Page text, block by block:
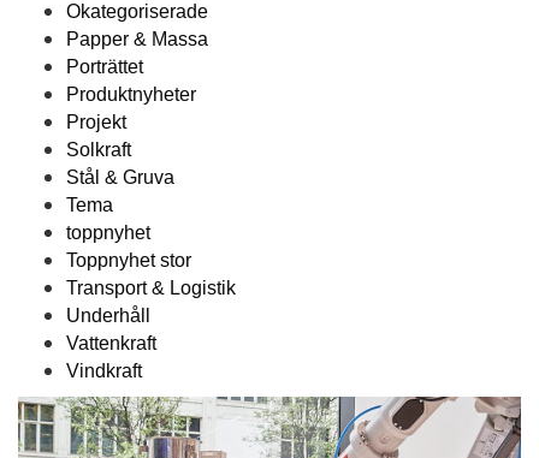
Okategoriserade
Papper & Massa
Porträttet
Produktnyheter
Projekt
Solkraft
Stål & Gruva
Tema
toppnyhet
Toppnyhet stor
Transport & Logistik
Underhåll
Vattenkraft
Vindkraft